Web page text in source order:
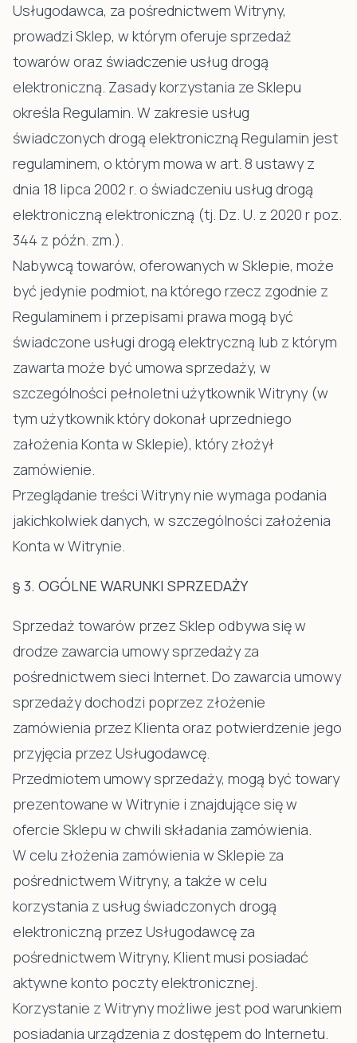
Usługodawca, za pośrednictwem Witryny,
prowadzi Sklep, w którym oferuje sprzedaż
towarów oraz świadczenie usług drogą
elektroniczną. Zasady korzystania ze Sklepu
określa Regulamin. W zakresie usług
świadczonych drogą elektroniczną Regulamin jest
regulaminem, o którym mowa w art. 8 ustawy z
dnia 18 lipca 2002 r. o świadczeniu usług drogą
elektroniczną elektroniczną (tj. Dz. U. z 2020 r poz.
344 z późn. zm.).
Nabywcą towarów, oferowanych w Sklepie, może
być jedynie podmiot, na którego rzecz zgodnie z
Regulaminem i przepisami prawa mogą być
świadczone usługi drogą elektryczną lub z którym
zawarta może być umowa sprzedaży, w
szczególności pełnoletni użytkownik Witryny (w
tym użytkownik który dokonał uprzedniego
założenia Konta w Sklepie), który złożył
zamówienie.
Przeglądanie treści Witryny nie wymaga podania
jakichkolwiek danych, w szczególności założenia
Konta w Witrynie.
§ 3. OGÓLNE WARUNKI SPRZEDAŻY
Sprzedaż towarów przez Sklep odbywa się w
drodze zawarcia umowy sprzedaży za
pośrednictwem sieci Internet. Do zawarcia umowy
sprzedaży dochodzi poprzez złożenie
zamówienia przez Klienta oraz potwierdzenie jego
przyjęcia przez Usługodawcę.
Przedmiotem umowy sprzedaży, mogą być towary
prezentowane w Witrynie i znajdujące się w
ofercie Sklepu w chwili składania zamówienia.
W celu złożenia zamówienia w Sklepie za
pośrednictwem Witryny, a także w celu
korzystania z usług świadczonych drogą
elektroniczną przez Usługodawcę za
pośrednictwem Witryny, Klient musi posiadać
aktywne konto poczty elektronicznej.
Korzystanie z Witryny możliwe jest pod warunkiem
posiadania urządzenia z dostępem do Internetu.